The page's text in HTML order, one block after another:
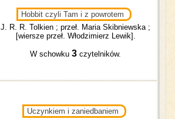
Hobbit czyli Tam i z powrotem
J. R. R. Tolkien ; przeł. Maria Skibniewska ;
[wiersze przeł. Włodzimierz Lewik].
W schowku 3 czytelników.
Uczynkiem i zaniedbaniem